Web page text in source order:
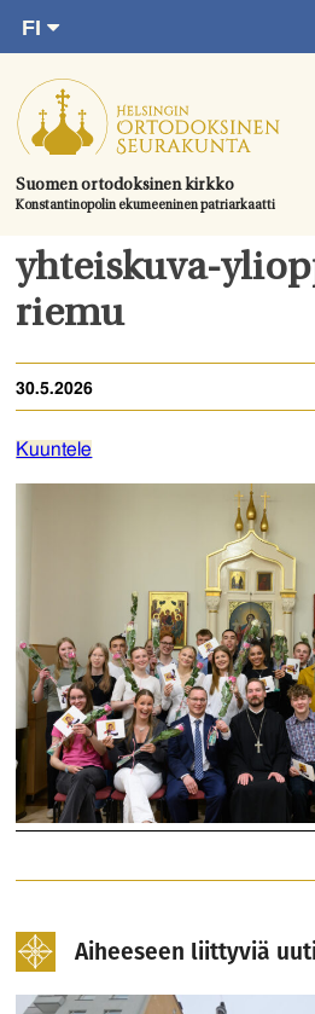
suoraan
sisältöön.
Suomen ortodoksinen kirkko
Konstantinopolin ekumeeninen patriarkaatti
FI
SV
EN
UA
Etusivu
Ajankohtaista
Juhlat & toimitukset
Kirkot
Apua & tukea
Hautausmaa
Yhteystiedot
yhteiskuva-
riemu
30.5.2026
Kuuntele
Aiheeseen liittyviä